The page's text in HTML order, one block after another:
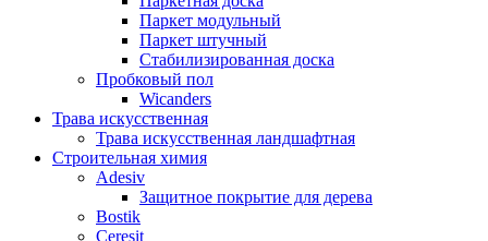
Паркет модульный
Паркет штучный
Стабилизированная доска
Пробковый пол
Wicanders
Трава искусственная
Трава искусственная ландшафтная
Строительная химия
Adesiv
Защитное покрытие для дерева
Bostik
Ceresit